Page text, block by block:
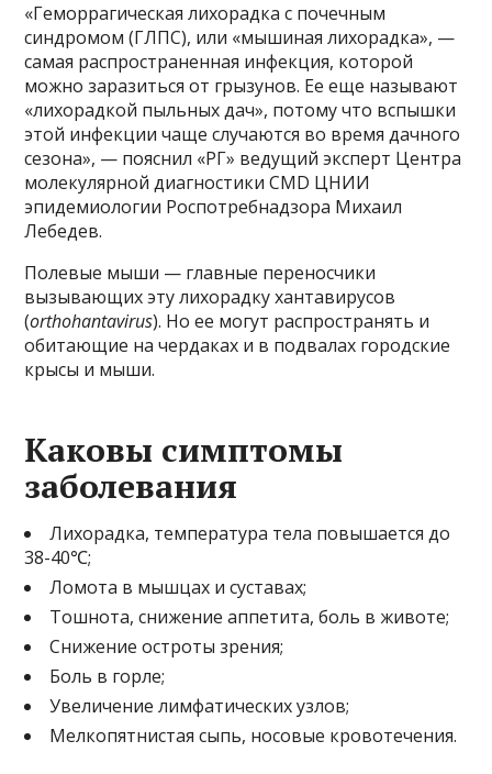
«Геморрагическая лихорадка с почечным
синдромом (ГЛПС), или «мышиная лихорадка», —
самая распространенная инфекция, которой
можно заразиться от грызунов. Ее еще называют
«лихорадкой пыльных дач», потому что вспышки
этой инфекции чаще случаются во время дачного
сезона», — пояснил «РГ» ведущий эксперт Центра
молекулярной диагностики CMD ЦНИИ
эпидемиологии Роспотребнадзора Михаил
Лебедев.
Полевые мыши — главные переносчики
вызывающих эту лихорадку хантавирусов
(orthohantavirus). Но ее могут распространять и
обитающие на чердаках и в подвалах городские
крысы и мыши.
Каковы симптомы
заболевания
Лихорадка, температура тела повышается до
38-40℃;
Ломота в мышцах и суставах;
Тошнота, снижение аппетита, боль в животе;
Снижение остроты зрения;
Боль в горле;
Увеличение лимфатических узлов;
Мелкопятнистая сыпь, носовые кровотечения.